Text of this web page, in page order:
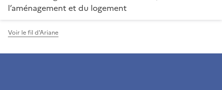
l’aménagement et du logement
Voir le fil d'Ariane